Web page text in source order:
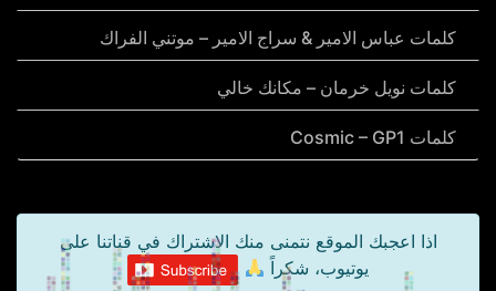
كلمات عباس الامير & سراج الامير – موتني الفراك
كلمات نويل خرمان – مكانك خالي
كلمات Cosmic – GP1
اذا اعجبك الموقع نتمنى منك الاشتراك في قناتنا على
يوتيوب، شكراً